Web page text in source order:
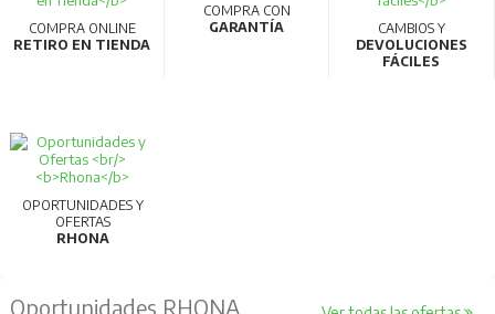
COMPRA ONLINE
RETIRO EN TIENDA
COMPRA CON
GARANTÍA
CAMBIOS Y
DEVOLUCIONES
FÁCILES
OPORTUNIDADES Y
OFERTAS
RHONA
Oportunidades RHONA